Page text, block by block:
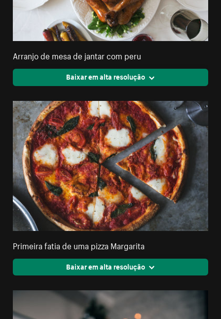
Arranjo de mesa de jantar com peru
Baixar em alta resolução
Primeira fatia de uma pizza Margarita
Baixar em alta resolução